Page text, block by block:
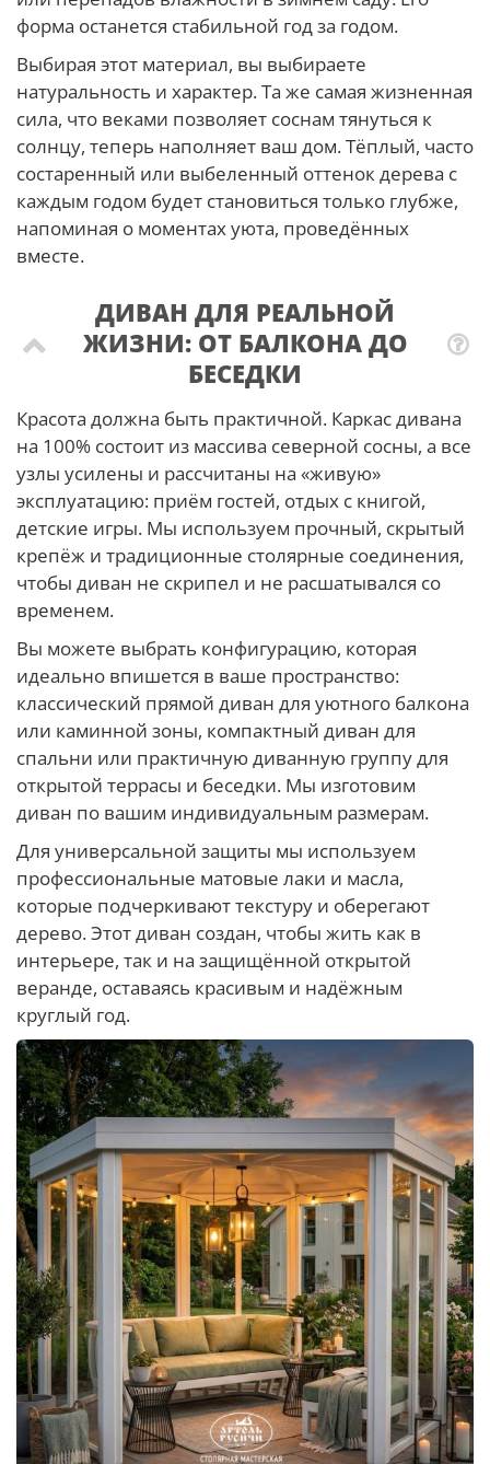
форма останется стабильной год за годом.
Выбирая этот материал, вы выбираете
натуральность и характер. Та же самая жизненная
сила, что веками позволяет соснам тянуться к
солнцу, теперь наполняет ваш дом. Тёплый, часто
состаренный или выбеленный оттенок дерева с
каждым годом будет становиться только глубже,
напоминая о моментах уюта, проведённых
вместе.
ДИВАН ДЛЯ РЕАЛЬНОЙ
ЖИЗНИ: ОТ БАЛКОНА ДО
БЕСЕДКИ
Красота должна быть практичной. Каркас дивана
на 100% состоит из массива северной сосны, а все
узлы усилены и рассчитаны на «живую»
эксплуатацию: приём гостей, отдых с книгой,
детские игры. Мы используем прочный, скрытый
крепёж и традиционные столярные соединения,
чтобы диван не скрипел и не расшатывался со
временем.
Вы можете выбрать конфигурацию, которая
идеально впишется в ваше пространство:
классический прямой диван для уютного балкона
или каминной зоны, компактный диван для
спальни или практичную диванную группу для
открытой террасы и беседки. Мы изготовим
диван по вашим индивидуальным размерам.
Для универсальной защиты мы используем
профессиональные матовые лаки и масла,
которые подчеркивают текстуру и оберегают
дерево. Этот диван создан, чтобы жить как в
интерьере, так и на защищённой открытой
веранде, оставаясь красивым и надёжным
круглый год.